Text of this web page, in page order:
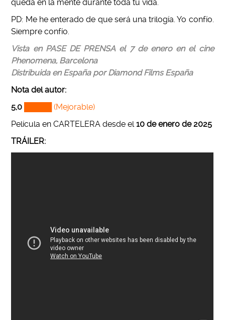
queda en la mente durante toda tu vida.
PD: Me he enterado de que será una trilogía. Yo confío.
Siempre confío.
Vista en PASE DE PRENSA el 7 de enero en el cine
Phenomena, Barcelona
Distribuida en España por Diamond Films España
Nota del autor:
5,0
█████ (Mejorable)
Película en CARTELERA desde el10 de enero de 2025
TRÁILER: